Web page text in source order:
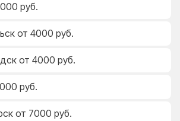
руб.
от 4000 руб.
от 4000 руб.
руб.
от 7000 руб.